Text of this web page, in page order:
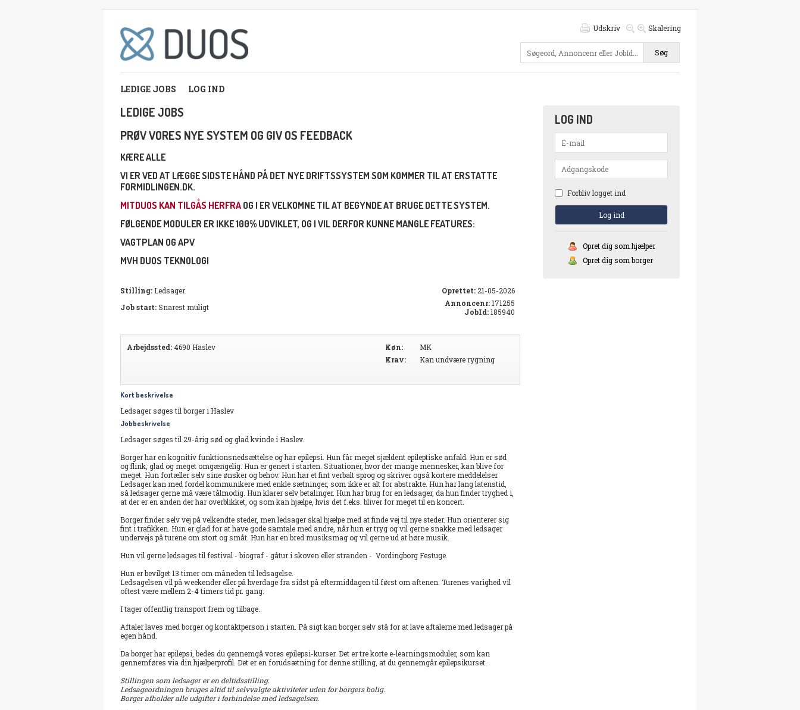
Udskriv Skalering
Søg
LEDIGE JOBS LOG IND
LEDIGE JOBS
PRØV VORES NYE SYSTEM OG GIV OS FEEDBACK
KÆRE ALLE
VI ER VED AT LÆGGE SIDSTE HÅND PÅ DET NYE DRIFTSSYSTEM SOM KOMMER TIL AT ERSTATTE
FORMIDLINGEN.DK.
MITDUOS KAN TILGÅS HERFRA OG I ER VELKOMNE TIL AT BEGYNDE AT BRUGE DETTE SYSTEM.
FØLGENDE MODULER ER IKKE 100% UDVIKLET, OG I VIL DERFOR KUNNE MANGLE FEATURES:
VAGTPLAN OG APV
MVH DUOS TEKNOLOGI
Stilling: Ledsager Oprettet: 21-05-2026
Job start:Snarest muligt Annoncenr:171255
JobId:185940
Arbejdssted:4690 Haslev Køn:
MK
Krav:
Kan undvære rygning
Kort beskrivelse
Ledsager søges til borger i Haslev
Jobbeskrivelse
Ledsager søges til 29-årig sød og glad kvinde i Haslev.
Borger har en kognitiv funktionsnedsættelse og har epilepsi. Hun får meget sjældent epileptiske anfald. Hun er sød
og flink, glad og meget omgængelig. Hun er genert i starten. Situationer, hvor der mange mennesker, kan blive for
meget. Hun fortæller selv sine ønsker og behov. Hun har et fint verbalt sprog og skriver også kortere meddelelser.
Ledsager kan med fordel kommunikere med enkle sætninger, som ikke er alt for abstrakte. Hun har lang latenstid,
så ledsager gerne må være tålmodig. Hun klarer selv betalinger. Hun har brug for en ledsager, da hun finder tryghed i,
at der er en anden der har overblikket, og som kan hjælpe, hvis det f.eks. bliver for meget til en koncert.
Borger finder selv vej på velkendte steder, men ledsager skal hjælpe med at finde vej til nye steder. Hun orienterer sig
fint i trafikken. Hun er glad for at have gode samtale med andre, når hun er tryg og vil gerne snakke med ledsager
undervejs på turene om stort og småt. Hun har en bred musiksmag og vil gerne ud at høre musik.
Hun vil gerne ledsages til festival - biograf - gåtur i skoven eller stranden - Vordingborg Festuge.
Hun er bevilget 13 timer om måneden til ledsagelse.
Ledsagelsen vil på weekender eller på hverdage fra sidst på eftermiddagen til først om aftenen. Turenes varighed vil
oftest være mellem 2-4 timers tid pr. gang.
I tager offentlig transport frem og tilbage.
Aftaler laves med borger og kontaktperson i starten. På sigt kan borger selv stå for at lave aftalerne med ledsager på
egen hånd.
Da borger har epilepsi, bedes du gennemgå vores epilepsi-kurser. Det er tre korte e-learningsmoduler, som kan
gennemføres via din hjælperprofil. Det er en forudsætning for denne stilling, at du gennemgår epilepsikurset.
Stillingen som ledsager er en deltidsstilling.
Ledsageordningen bruges altid til selvvalgte aktiviteter uden for borgers bolig.
Borger afholder alle udgifter i forbindelse med ledsagelsen.
LOG IND
Forbliv logget ind
Opret dig som hjælper
Opret dig som borger